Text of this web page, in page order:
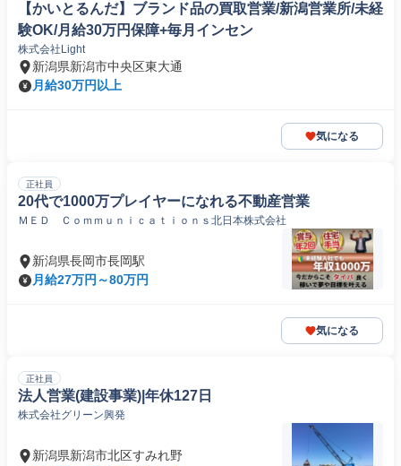
【かいとるんだ】ブランド品の買取営業/新潟営業所/未経
験OK/月給30万円保障+毎月インセン
株式会社Light
新潟県新潟市中央区東大通
月給30万円以上
気になる
正社員
20代で1000万プレイヤーになれる不動産営業
ＭＥＤ Ｃｏｍｍｕｎｉｃａｔｉｏｎｓ北日本株式会社
新潟県長岡市長岡駅
月給27万円～80万円
気になる
正社員
法人営業(建設事業)|年休127日
株式会社グリーン興発
新潟県新潟市北区すみれ野